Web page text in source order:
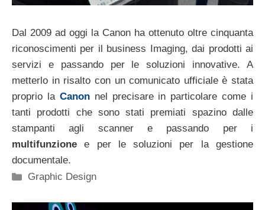
Dal 2009 ad oggi la Canon ha ottenuto oltre cinquanta
riconoscimenti per il business Imaging, dai prodotti ai
servizi e passando per le soluzioni innovative. A
metterlo in risalto con un comunicato ufficiale è stata
proprio la Canonnel precisare in particolare come i
tanti prodotti che sono stati premiati spazino dalle
stampanti agli scanner e passando per i
multifunzione e per le soluzioni per la gestione
documentale.
Categorie
Graphic Design